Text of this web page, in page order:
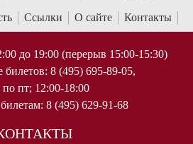
Ссылки О сайте Контакты
до 19:00 (перерыв 15:00-15:30)
билетов: 8 (495) 695-89-05,
по пт; 12:00-18:00
8 (495) 629-91-68